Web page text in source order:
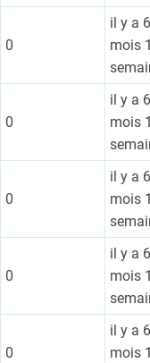
0
il y a 6
mois
0
il y a 6
mois
0
il y a 6
mois
0
il y a 6
mois
0
il y a 6
mois